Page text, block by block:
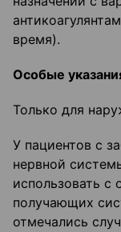
время).
Особые
Только для
У пациентов с
нервной
использовать с
получающих
отмечались